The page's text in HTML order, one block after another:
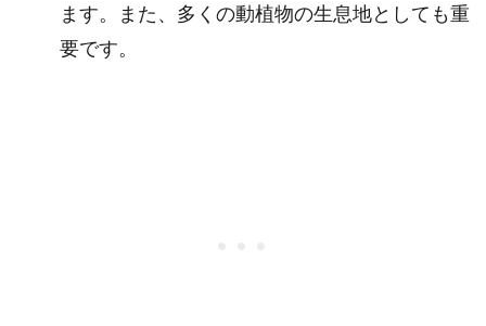
ます。また、多くの動植物の生息地としても重
要です。